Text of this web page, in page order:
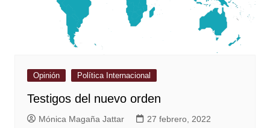
Opinión Política Internacional
Testigos del nuevo orden
Mónica Magaña Jattar
27 febrero, 2022